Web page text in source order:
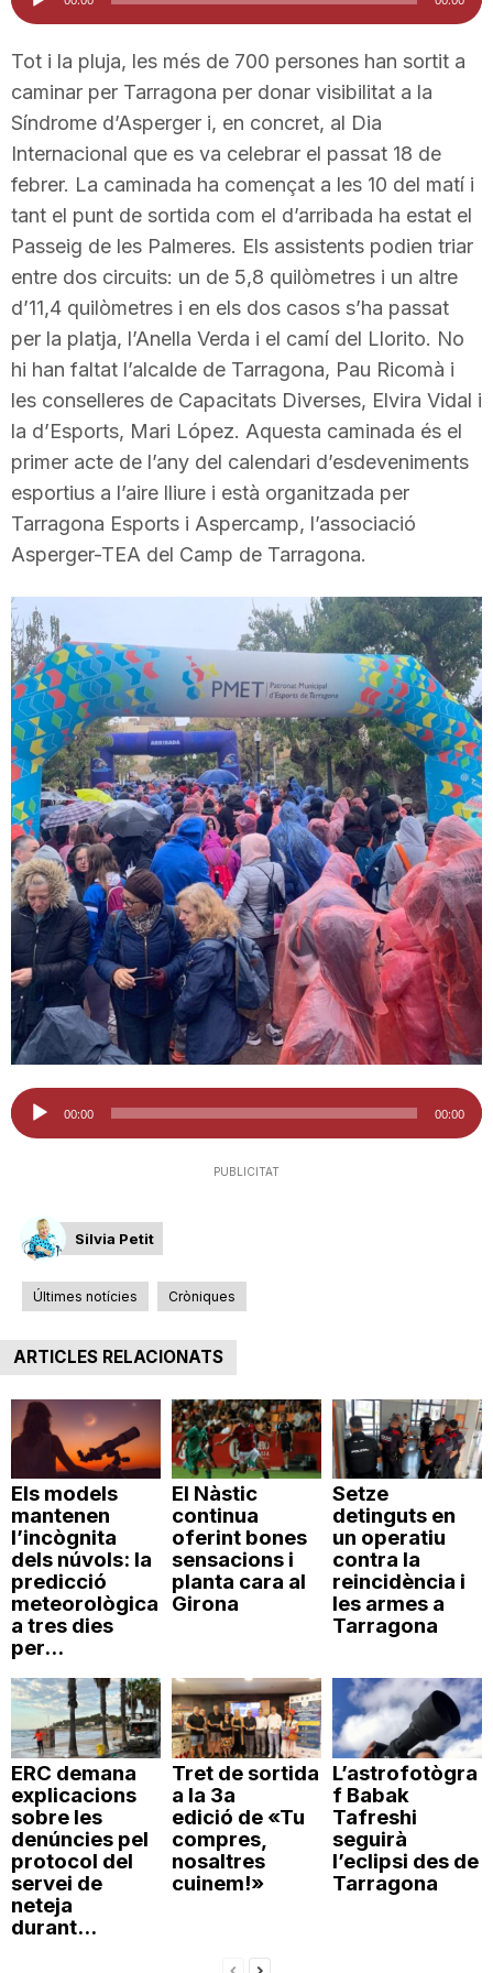
i
u
t
t
d
T
r
r
a
g
o
n
d'àudio
Tot i la pluja, les més de 700 persones han sortit a
caminar per Tarragona per donar visibilitat a la
Síndrome d’Asperger i, en concret, al Dia
Internacional que es va celebrar el passat 18 de
febrer. La caminada ha començat a les 10 del matí i
tant el punt de sortida com el d’arribada ha estat el
Passeig de les Palmeres. Els assistents podien triar
entre dos circuits: un de 5,8 quilòmetres i un altre
d’11,4 quilòmetres i en els dos casos s’ha passat
per la platja, l’Anella Verda i el camí del Llorito. No
hi han faltat l’alcalde de Tarragona, Pau Ricomà i
les conselleres de Capacitats Diverses, Elvira Vidal i
la d’Esports, Mari López. Aquesta caminada és el
primer acte de l’any del calendari d’esdeveniments
esportius a l’aire lliure i està organitzada per
Tarragona Esports i Aspercamp, l’associació
Asperger-TEA del Camp de Tarragona.
Reproductor
d'àudio
00:00 00:00
PUBLICITAT
Silvia Petit
Últimes notícies Cròniques
ARTICLES RELACIONATS
Els models
mantenen
l’incògnita
dels núvols: la
predicció
meteorològica
a tres dies
per...
El Nàstic
continua
oferint bones
sensacions i
planta cara al
Girona
Setze
detinguts en
un operatiu
contra la
reincidència i
les armes a
Tarragona
ERC demana
explicacions
sobre les
denúncies pel
protocol del
servei de
neteja
durant...
Tret de sortida
a la 3a
edició de «Tu
compres,
nosaltres
cuinem!»
L’astrofotògra
f Babak
Tafreshi
seguirà
l’eclipsi des de
Tarragona